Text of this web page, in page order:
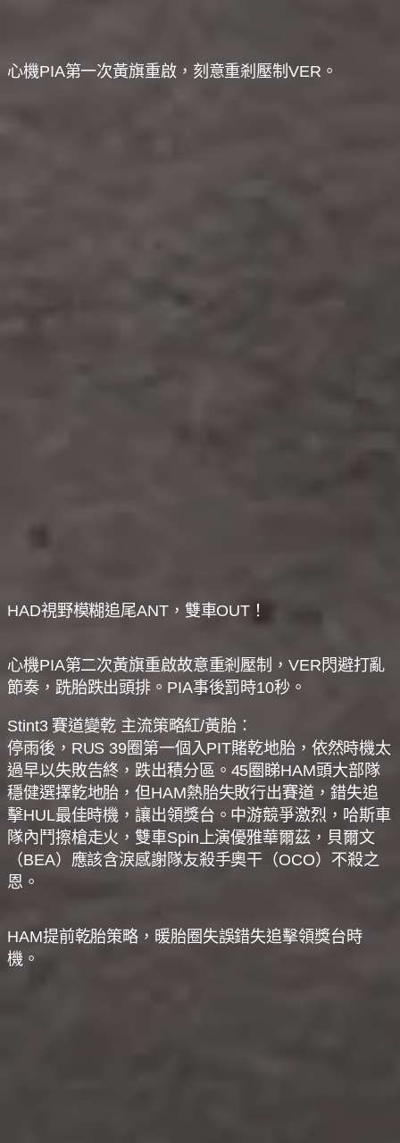
心機PIA第一次黃旗重啟，刻意重剎壓制VER。
HAD視野模糊追尾ANT，雙車OUT！
心機PIA第二次黃旗重啟故意重剎壓制，VER閃避打亂
節奏，跣胎跌出頭排。PIA事後罰時10秒。
Stint3 賽道變乾 主流策略紅/黃胎：
停雨後，RUS 39圈第一個入PIT賭乾地胎，依然時機太
過早以失敗告終，跌出積分區。45圈睇HAM頭大部隊
穩健選擇亁地胎，但HAM熱胎失敗行出賽道，錯失追
擊HUL最佳時機，讓出領獎台。中游競爭激烈，哈斯車
隊內鬥擦槍走火，雙車Spin上演優雅華爾茲，貝爾文
（BEA）應該含淚感謝隊友殺手奧干（OCO）不殺之
恩。
HAM提前乾胎策略，暖胎圈失誤錯失追擊領獎台時
機。